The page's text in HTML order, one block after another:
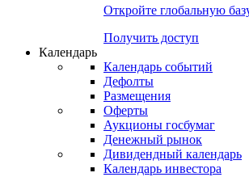
Откройте глобальную
Получить доступ
Календарь
Календарь событий
Дефолты
Размещения
Оферты
Аукционы госбумаг
Денежный рынок
Дивидендный календарь
Календарь инвестора